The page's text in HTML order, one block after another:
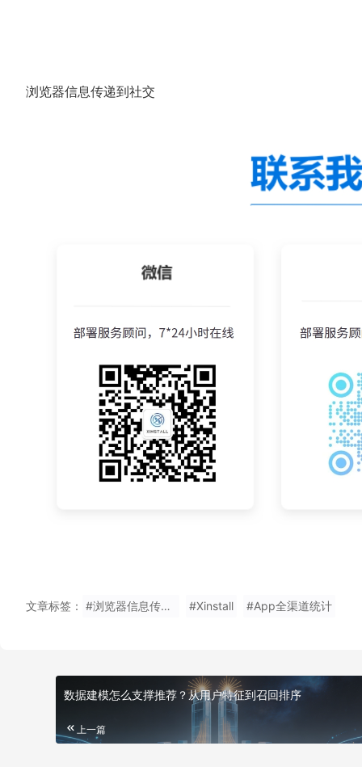
浏览器信息传递到社交
文章标签： #浏览器信息传递到社交 #Xinstall #App全渠道统计
数据建模怎么支撑推荐？从用户特征到召回排序
上一篇